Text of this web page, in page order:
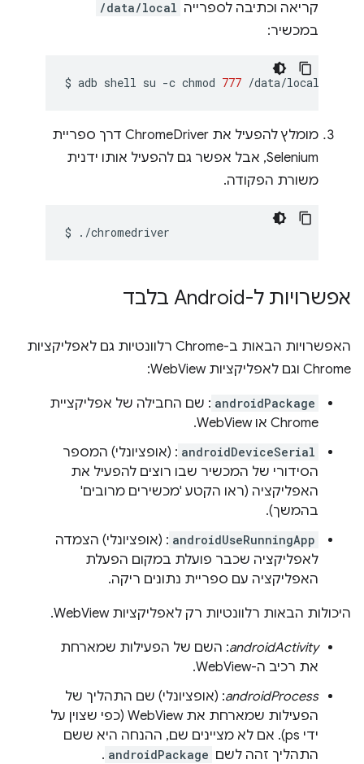
קריאה וכתיבה לספרייה /data/local
במכשיר:
$ adb shell su -c chmod 777
מומלץ להפעיל את ChromeDriver דרך ספריית
Selenium, אבל אפשר גם להפעיל אותו ידנית
משורת הפקודה.
$
אפשרויות ל-Android בלבד
האפשרויות הבאות ב-Chrome רלוונטיות גם לאפליקציות
Chrome וגם לאפליקציות WebView:
androidPackage : שם החבילה של אפליקציית
Chrome או WebView.
androidDeviceSerial : (אופציונלי) המספר
הסידורי של המכשיר שבו רוצים להפעיל את
האפליקציה (ראו הקטע 'מכשירים מרובים'
בהמשך).
androidUseRunningApp : (אופציונלי) הצמדה
לאפליקציה שכבר פועלת במקום הפעלת
האפליקציה עם ספריית נתונים ריקה.
היכולות הבאות רלוונטיות רק לאפליקציות WebView.
androidActivity: השם של הפעילות שמארחת
את רכיב ה-WebView.
androidProcess: (אופציונלי) שם התהליך של
הפעילות שמארחת את WebView (כפי שצוין על
ידי ps). אם לא מציינים שם, ההנחה היא ששם
התהליך זהה לשם androidPackage
.